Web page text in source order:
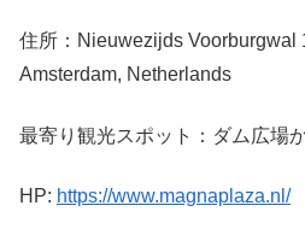
住所：Nieuwezijds Voorburgwal
Amsterdam, Netherlands
最寄り観光スポット：ダム広場
HP: https://www.magnaplaza.nl/